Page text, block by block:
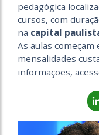
pedagógica
cursos, com
na capital
As aulas começam
mensalidades
informações,